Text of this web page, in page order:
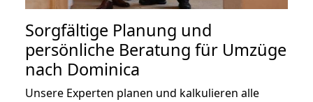
Sorgfältige Planung und
persönliche Beratung für Umzüge
nach Dominica
Unsere Experten planen und kalkulieren alle